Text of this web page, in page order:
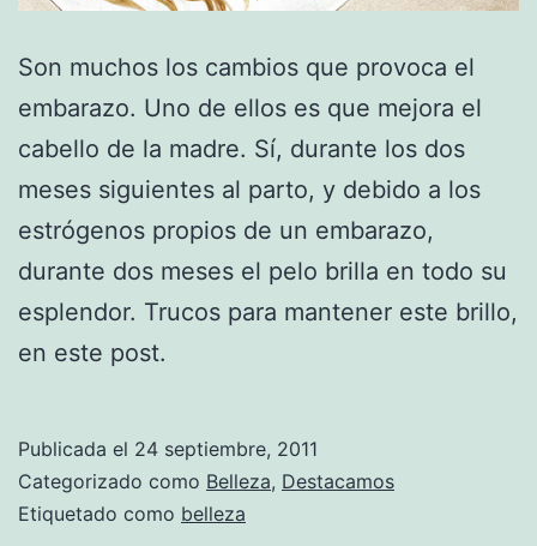
Son muchos los cambios que provoca el
embarazo. Uno de ellos es que mejora el
cabello de la madre. Sí, durante los dos
meses siguientes al parto, y debido a los
estrógenos propios de un embarazo,
durante dos meses el pelo brilla en todo su
esplendor. Trucos para mantener este brillo,
en este post.
Publicada el 24 septiembre, 2011
Categorizado como Belleza, Destacamos
Etiquetado como belleza